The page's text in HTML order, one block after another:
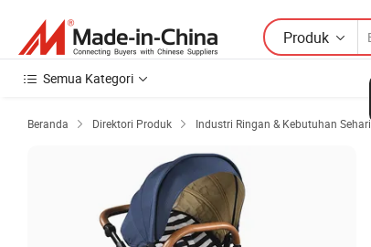
Produk
Semua Kategori
Beranda  Direktori Produk  Industri Ringan & Kebutuhan